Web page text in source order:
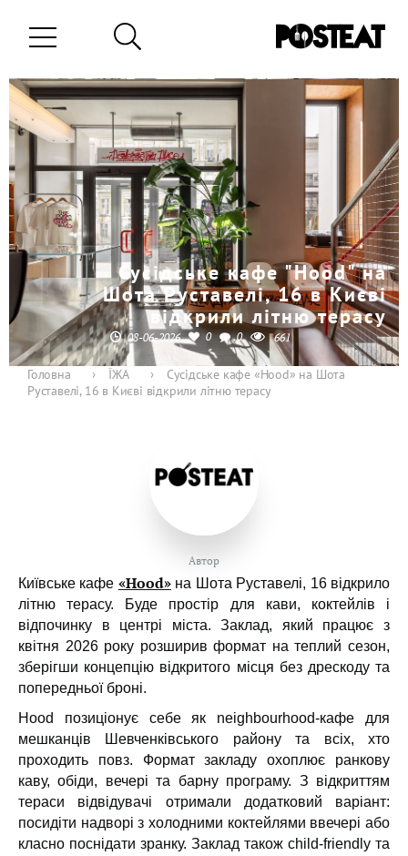
Сусідське кафе "Hood" на
Шота Руставелі, 16 в Києві
відкрили літню терасу
08-06-2026 0 0 661
Головна › ЇЖА ›
Сусідське кафе «Hood» на Шота
Руставелі, 16 в Києві відкрили літню терасу
Автор
Київське кафе «Hood» на Шота Руставелі, 16 відкрило
літню терасу. Буде простір для кави, коктейлів і
відпочинку в центрі міста. Заклад, який працює з
квітня 2026 року розширив формат на теплий сезон,
зберігши концепцію відкритого місця без дрескоду та
попередньої броні.
Hood позиціонує себе як neighbourhood-кафе для
мешканців Шевченківського району та всіх, хто
проходить повз. Формат закладу охоплює ранкову
каву, обіди, вечері та барну програму. З відкриттям
тераси відвідувачі отримали додатковий варіант:
посидіти надворі з холодними коктейлями ввечері або
класно поснідати зранку. Заклад також child-friendly та